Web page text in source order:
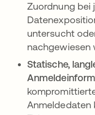
Zuordnung bei
untersucht
nachgewiesen
Statische,
Anmeldedaten